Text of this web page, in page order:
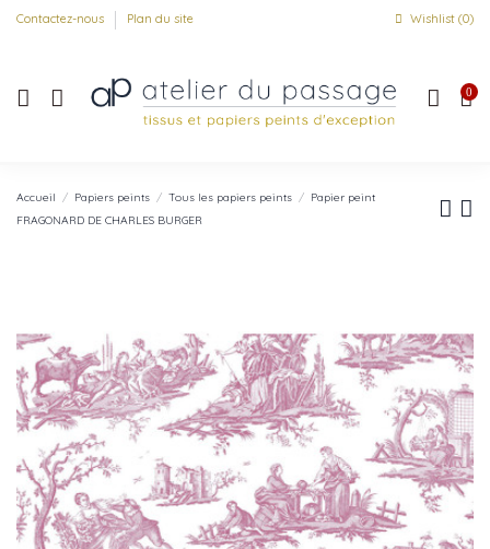
Contactez-nous Plan du site Wishlist (0)
0
Accueil Papiers peints Tous les papiers peints
Papier peint
FRAGONARD DE CHARLES BURGER